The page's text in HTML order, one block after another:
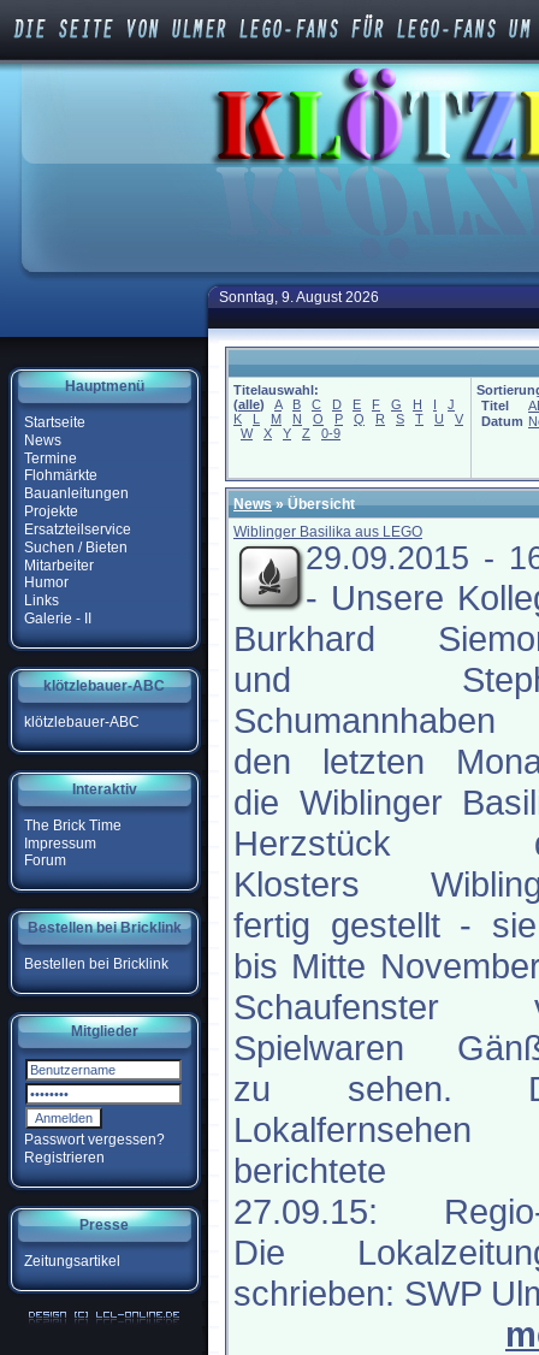
Hauptmenü
Startseite
News
Termine
Flohmärkte
Bauanleitungen
Projekte
Ersatzteilservice
Suchen / Bieten
Mitarbeiter
Humor
Links
Galerie - II
klötzlebauer-ABC
klötzlebauer-ABC
Interaktiv
The Brick Time
Impressum
Forum
Bestellen bei Bricklink
Bestellen bei Bricklink
Mitglieder
Passwort vergessen?
Registrieren
Presse
Zeitungsartikel
Sonntag, 9. August 2026
Titelauswahl:
(alle) A B C D E F G H I
J
K
L M N O P Q R S T U
V
W
X Y Z 0-9
Titel
Datum
News» Übersicht
Wiblinger Basilika aus LEGO
29.09.2015 -
- Unsere
Burkhard
und
den letzten
die Wiblinger
Herzstück
Klosters
fertig gestellt -
bis Mitte
Schaufenster
Spielwaren
zu sehen.
Lokalfernsehen
berichtete
27.09.15:
Die
schrieben: SWP